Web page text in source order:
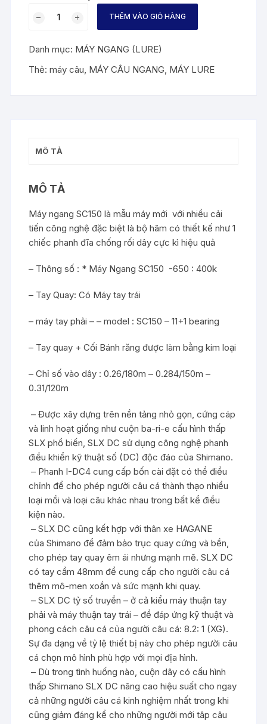
SC150
-
THỐNG
RỐI
DÂY
số
lượng
THÊM VÀO GIỎ HÀNG
Danh mục: MÁY NGANG (LURE)
Thẻ:máy câu, MÁY CÂU NGANG, MÁY LURE
MÔ TẢ
MÔ TẢ
Máy ngang SC150 là mẫu máy mới với nhiều cải
tiến công nghệ đặc biệt là bộ hãm có thiết kế như 1
chiếc phanh đĩa chống rối dây cực kì hiệu quả
– Thông số : * Máy Ngang SC150 -650 : 400k
– Tay Quay: Có Máy tay trái
– máy tay phải – – model : SC150 – 11+1 bearing
– Tay quay + Cối Bánh răng được làm bằng kim loại
– Chỉ số vào dây : 0.26/180m – 0.284/150m –
0.31/120m
– Được xây dựng trên nền tảng nhỏ gọn, cứng cáp
và linh hoạt giống như cuộn ba-ri-e cấu hình thấp
SLX phổ biến, SLX DC sử dụng công nghệ phanh
điều khiển kỹ thuật số (DC) độc đáo của Shimano.
– Phanh I-DC4 cung cấp bốn cài đặt có thể điều
chỉnh để cho phép người câu cá thành thạo nhiều
loại mồi và loại câu khác nhau trong bất kể điều
kiện nào.
– SLX DC cũng kết hợp với thân xe HAGANE
củaShimano để đảm bảo trục quay cứng và bền,
cho phép tay quay êm ái nhưng mạnh mẽ. SLX DC
có tay cầm 48mm để cung cấp cho người câu cá
thêm mô-men xoắn và sức mạnh khi quay.
– SLX DC tỷ số truyền – ở cả kiểu máy thuận tay
phải và máy thuận tay trái – để đáp ứng kỹ thuật và
phong cách câu cá của người câu cá: 8.2: 1 (XG).
Sự đa dạng về tỷ lệ thiết bị này cho phép người câu
cá chọn mô hình phù hợp với mọi địa hình.
– Dù trong tình huống nào, cuộn dây có cấu hình
thấpShimano SLX DC nâng cao hiệu suất cho ngay
cả những người câu cá kinh nghiệm nhất trong khi
cũng giảm đáng kể cho những người mới tâp câu